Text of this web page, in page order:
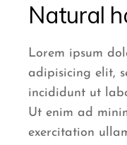
Natural
Lorem ipsum
adipisicing elit,
incididunt ut
Ut enim ad
exercitation